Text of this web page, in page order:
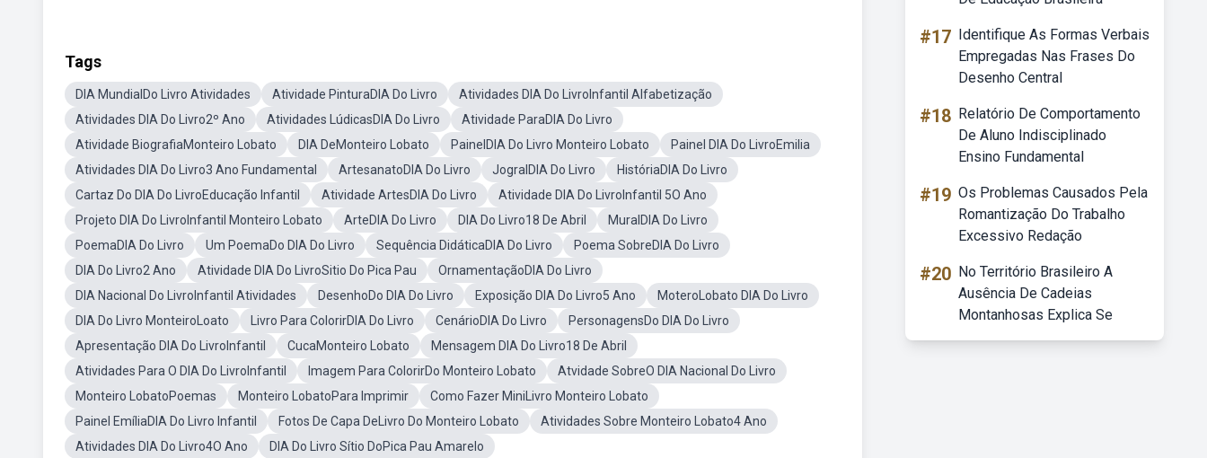
Tags
DIA MundialDo Livro Atividades Atividade PinturaDIA Do Livro
Atividades DIA Do LivroInfantil Alfabetização
Atividades DIA Do Livro2º Ano
Atividades LúdicasDIA Do Livro
Atividade ParaDIA Do Livro
Atividade BiografiaMonteiro Lobato
DIA DeMonteiro Lobato PainelDIA Do Livro Monteiro Lobato
Painel DIA Do LivroEmilia
Atividades DIA Do Livro3 Ano Fundamental
ArtesanatoDIA Do Livro JogralDIA Do Livro
HistóriaDIA Do Livro
Cartaz Do DIA Do LivroEducação Infantil
Atividade ArtesDIA Do Livro
Atividade DIA Do LivroInfantil 5O Ano
Projeto DIA Do LivroInfantil Monteiro Lobato
ArteDIA Do Livro DIA Do Livro18 De Abril
MuralDIA Do Livro
PoemaDIA Do Livro
Um PoemaDo DIA Do Livro Sequência DidáticaDIA Do Livro
Poema SobreDIA Do Livro
DIA Do Livro2 Ano
Atividade DIA Do LivroSitio Do Pica Pau
OrnamentaçãoDIA Do Livro
DIA Nacional Do LivroInfantil Atividades
DesenhoDo DIA Do Livro Exposição DIA Do Livro5 Ano
MoteroLobato DIA Do Livro
DIA Do Livro MonteiroLoato
Livro Para ColorirDIA Do Livro CenárioDIA Do Livro
PersonagensDo DIA Do Livro
Apresentação DIA Do LivroInfantil
CucaMonteiro Lobato
Mensagem DIA Do Livro18 De Abril
Atividades Para O DIA Do LivroInfantil
Imagem Para ColorirDo Monteiro Lobato
Atvidade SobreO DIA Nacional Do Livro
Monteiro LobatoPoemas
Monteiro LobatoPara Imprimir
Como Fazer MiniLivro Monteiro Lobato
Painel EmíliaDIA Do Livro Infantil
Fotos De Capa DeLivro Do Monteiro Lobato
Atividades Sobre Monteiro Lobato4 Ano
Atividades DIA Do Livro4O Ano
DIA Do Livro Sítio DoPica Pau Amarelo
#17 Identifique As Formas Verbais
Empregadas Nas Frases Do
Desenho Central
#18 Relatório De Comportamento
De Aluno Indisciplinado
Ensino Fundamental
#19 Os Problemas Causados Pela
Romantização Do Trabalho
Excessivo Redação
#20 No Território Brasileiro A
Ausência De Cadeias
Montanhosas Explica Se